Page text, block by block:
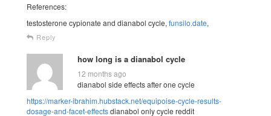
References:
testosterone cypionate and dianabol cycle, funsilo.date,
Reply
how long is a dianabol cycle
12 months ago
dianabol side effects after one cycle
https://marker-ibrahim.hubstack.net/equipoise-cycle-results-
dosage-and-facet-effectsdianabol only cycle reddit